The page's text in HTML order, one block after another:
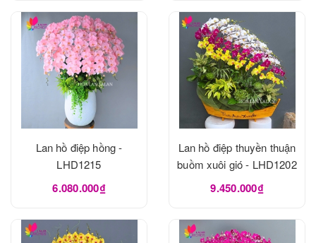
Lan hồ điệp hồng -
LHD1215
6.080.000₫
Lan hồ điệp thuyền thuận
buồm xuôi gió - LHD1202
9.450.000₫